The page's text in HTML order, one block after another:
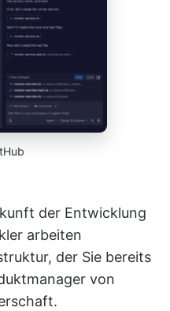
der Entwicklung
arbeiten
der Sie bereits
von